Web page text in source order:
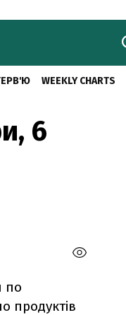
WEEKLY CHARTS
6
по
продуктів